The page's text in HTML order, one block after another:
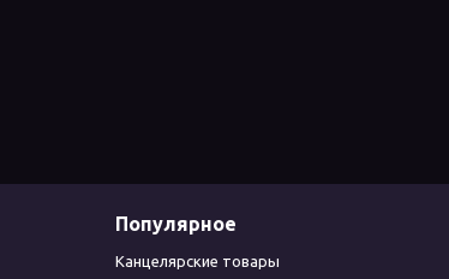
Популярное
Канцелярские товары